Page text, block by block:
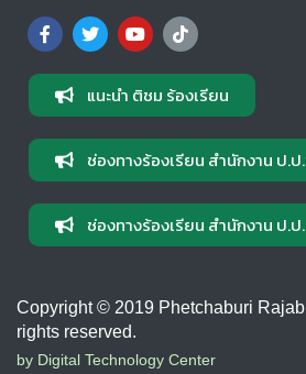
แนะนำ ติชม ร้องเรียน
ช่องทางร้องเรียน สำนักงาน ป.ป
ช่องทางร้องเรียน สำนักงาน ป.ป
Copyright © 2019 Phetchaburi
rights reserved.
by Digital Technology Center